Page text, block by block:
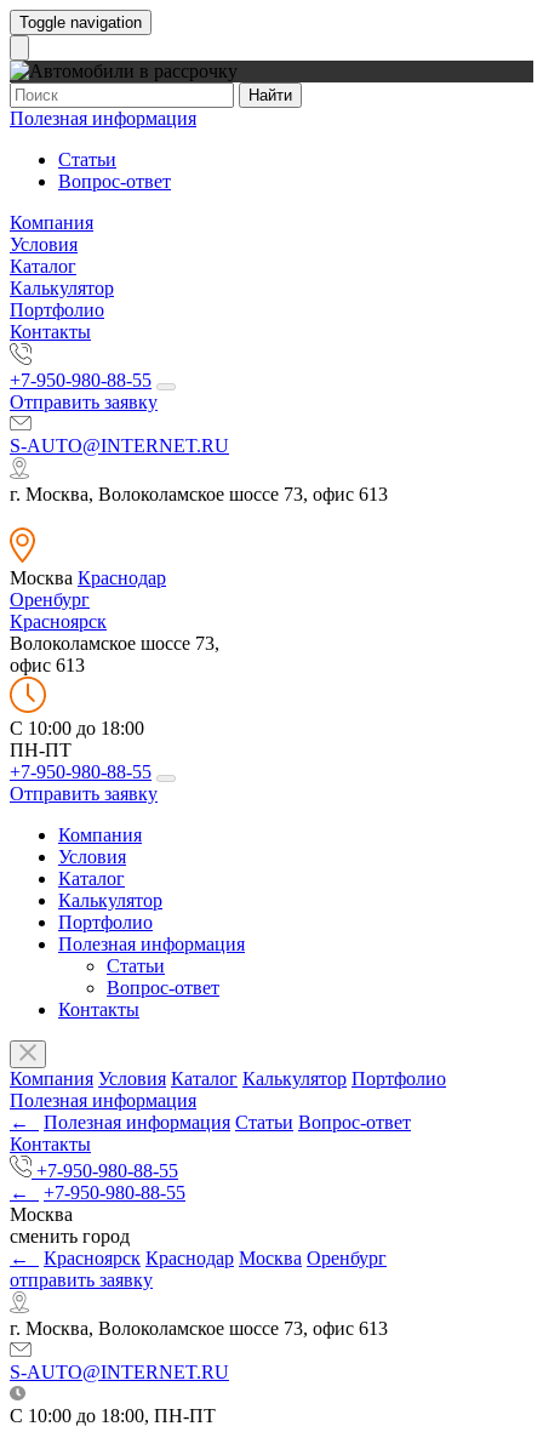
Toggle navigation
Найти
Полезная информация
Статьи
Вопрос-ответ
Компания
Условия
Каталог
Калькулятор
Портфолио
Контакты
+7-950-980-88-55
Отправить заявку
S-AUTO@INTERNET.RU
г. Москва, Волоколамское шоссе 73, офис 613
Москва Краснодар
Оренбург
Красноярск
Волоколамское шоссе 73,
офис 613
C 10:00 до 18:00
ПН-ПТ
+7-950-980-88-55
Отправить заявку
Компания
Условия
Каталог
Калькулятор
Портфолио
Полезная информация
Статьи
Вопрос-ответ
Контакты
Компания Условия Каталог Калькулятор Портфолио
Полезная информация
←
Полезная информация Статьи Вопрос-ответ
Контакты
+7-950-980-88-55
←
+7-950-980-88-55
Москва
сменить город
←
Красноярск Краснодар Москва Оренбург
отправить заявку
г. Москва, Волоколамское шоссе 73, офис 613
S-AUTO@INTERNET.RU
C 10:00 до 18:00, ПН-ПТ